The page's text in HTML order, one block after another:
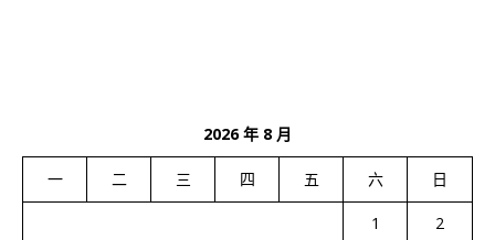
2026 年 8 月
一 二 三 四 五 六 日
1
2